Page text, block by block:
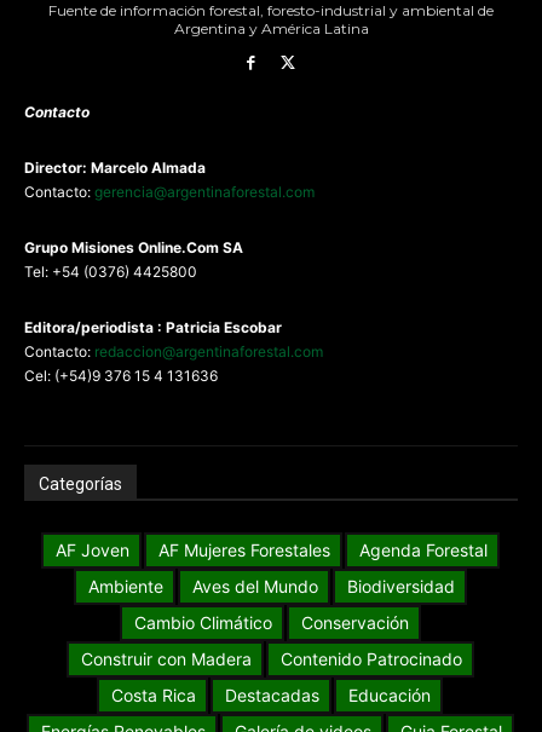
Fuente de información forestal, foresto-industrial y ambiental de
Argentina y América Latina
Contacto
Director: Marcelo Almada
Contacto: gerencia@argentinaforestal.com
Grupo Misiones Online.Com SA
Tel: +54 (0376) 4425800
Editora/periodista : Patricia Escobar
Contacto: redaccion@argentinaforestal.com
Cel: (+54)9 376 15 4 131636
Categorías
AF Joven AF Mujeres Forestales
Agenda Forestal
Ambiente
Aves del Mundo
Biodiversidad
Cambio Climático
Conservación
Construir con Madera
Contenido Patrocinado
Costa Rica
Destacadas
Educación